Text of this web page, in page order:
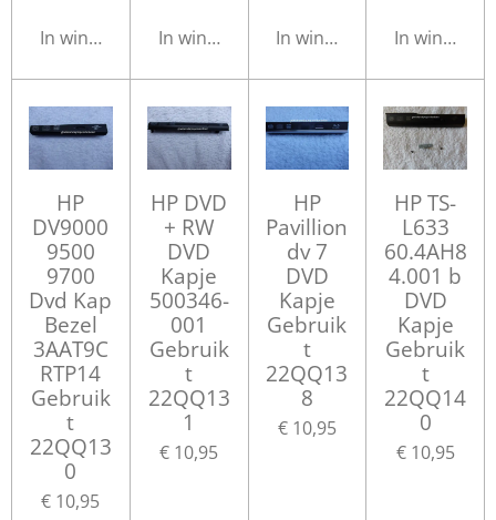
In winkelwagenIn winkelwagenIn winkelwagenIn
HP
DV9000
9500
9700
Dvd Kap
Bezel
3AAT9C
RTP14
Gebruik
t
22QQ13
0
€ 10,95
HP DVD
+ RW
DVD
Kapje
500346-
001
Gebruik
t
22QQ13
1
€ 10,95
HP
Pavillion
dv 7
DVD
Kapje
Gebruik
t
22QQ13
8
€ 10,95
HP TS-
L633
60.4AH8
4.001 b
DVD
Kapje
Gebruik
t
22QQ14
0
€ 10,95